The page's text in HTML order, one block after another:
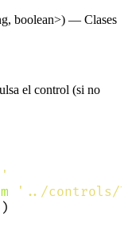
boolean>) — Clases
el control (si no
'../controls/
)